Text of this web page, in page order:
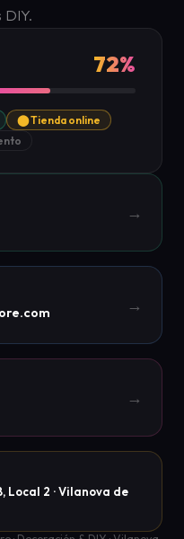
72%
⬤ Tienda online
→
→
→
Local 2 · Vilanova de